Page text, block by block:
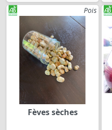
Pois
Fèves sèches